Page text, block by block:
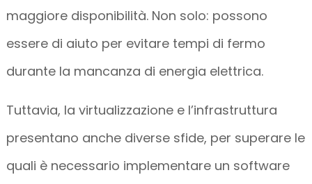
maggiore disponibilità. Non solo: possono
essere di aiuto per evitare tempi di fermo
durante la mancanza di energia elettrica.
Tuttavia, la virtualizzazione e l’infrastruttura
presentano anche diverse sfide, per superare le
quali è necessario implementare un software